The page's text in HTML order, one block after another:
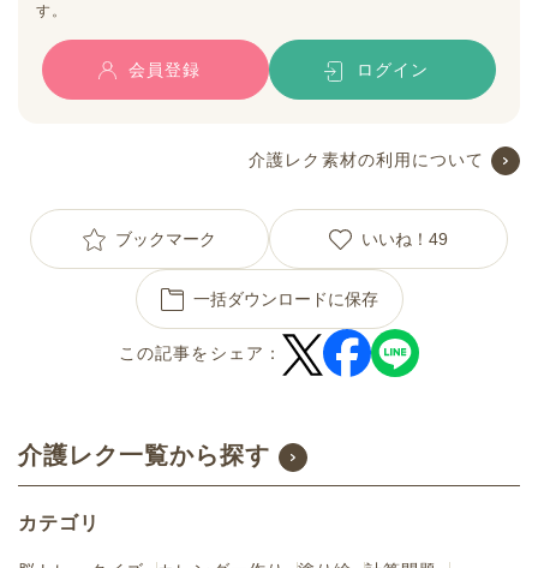
す。
会員登録 ログイン
介護レク素材の利用について
ブックマーク いいね！ 49
一括ダウンロードに保存
この記事をシェア：
介護レク一覧から探す
カテゴリ